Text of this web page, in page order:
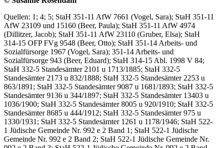
Quellen: 1; 4; 5; StaH 351-11 AfW 7661 (Vogel, Sara); StaH 351-11
AfW 23109 und 15160 (Beer, Paula); StaH 351-11 AfW 4974
(Dillitzer, Jacob); StaH 351-11 AfW 23110 (Gruber, Elsa); StaH
314-15 OFP FVg 9548 (Beer, Otto); StaH 351-14 Arbeits- und
Sozialfürsorge 1967 (Vogel, Sara); 351-14 Arbeits- und
Sozialfürsorge 943 (Beer, Eduard); StaH 314-15 Abl. 1998 V 84;
StaH 332-5 Standesämter 2101 u 1713/1885; StaH 332-5
Standesämter 2173 u 832/1888; StaH 332-5 Standesämter 2253 u
863/1891; StaH 332-5 Standesämter 9087 u 1681/1893; StaH 332-5
Standesämter 9136 u 344/1897; StaH 332-5 Standesämter 13403 u
1036/1900; StaH 332-5 Standesämter 8005 u 920/1910; StaH 332-5
Standesämter 8685 u 444/1912; StaH 332-5 Standesämter 975 u
1330/1931; StaH 332-5 Standesämter 1261 u 1178/1946; StaH 522-
1 Jüdische Gemeinde Nr. 992 e 2 Band 1; StaH 522-1 Jüdische
Gemeinde Nr. 992 e 2 Band 2; StaH 522-1 Jüdische Gemeinde Nr.